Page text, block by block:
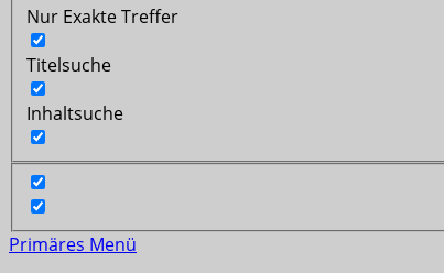
Nur Exakte Treffer
Titelsuche
Inhaltsuche
Primäres Menü